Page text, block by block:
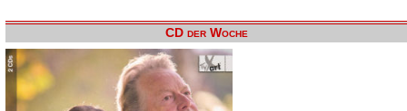
CD der Woche